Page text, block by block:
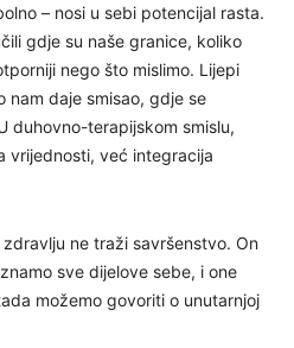
– nosi u sebi potencijal rasta.
gdje su naše granice, koliko
nego što mislimo. Lijepi
nam daje smisao, gdje se
duhovno-terapijskom smislu,
vrijednosti, već integracija
ne traži savršenstvo. On
sve dijelove sebe, i one
možemo govoriti o unutarnjoj